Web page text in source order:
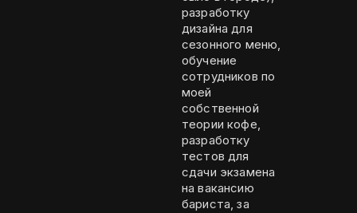
разработку
дизайна для
сезонного меню,
обучение
сотрудников по
моей
собственной
теории кофе,
разработку
тестов для
сдачи экзамена
на вакансию
бариста, за